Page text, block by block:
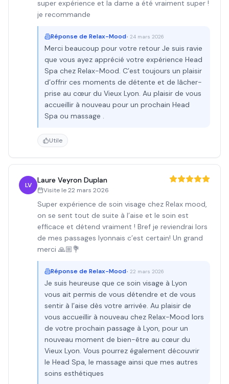
super expérience et la dame a été vraiment super !
je recommande
Réponse de Relax-Mood• 24 mars 2026
Merci beaucoup pour votre retour Je suis ravie
que vous ayez apprécié votre expérience Head
Spa chez Relax-Mood. C’est toujours un plaisir
d’offrir ces moments de détente et de lâcher-
prise au cœur du Vieux Lyon. Au plaisir de vous
accueillir à nouveau pour un prochain Head
Spa ou massage .
Utile
LV
Laure Veyron Duplan
Visite le22 mars 2026
Super expérience de soin visage chez Relax mood,
on se sent tout de suite à l’aise et le soin est
efficace et détend vraiment ! Bref je reviendrai lors
de mes passages lyonnais c’est certain! Un grand
merci 🙏🏼💐
Réponse de Relax-Mood• 22 mars 2026
Je suis heureuse que ce soin visage à Lyon
vous ait permis de vous détendre et de vous
sentir à l’aise dès votre arrivée. Au plaisir de
vous accueillir à nouveau chez Relax-Mood lors
de votre prochain passage à Lyon, pour un
nouveau moment de bien-être au cœur du
Vieux Lyon. Vous pourrez également découvrir
le Head Spa, le massage ainsi que mes autres
soins esthétiques